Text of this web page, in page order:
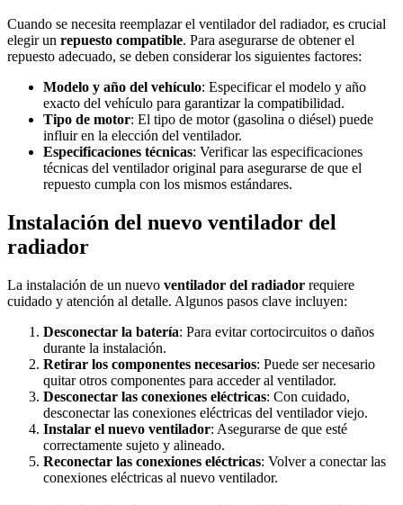
Cuando se necesita reemplazar el ventilador del radiador, es crucial
elegir un repuesto compatible. Para asegurarse de obtener el
repuesto adecuado, se deben considerar los siguientes factores:
Modelo y año del vehículo: Especificar el modelo y año
exacto del vehículo para garantizar la compatibilidad.
Tipo de motor: El tipo de motor (gasolina o diésel) puede
influir en la elección del ventilador.
Especificaciones técnicas: Verificar las especificaciones
técnicas del ventilador original para asegurarse de que el
repuesto cumpla con los mismos estándares.
Instalación del nuevo ventilador del
radiador
La instalación de un nuevo ventilador del radiador requiere
cuidado y atención al detalle. Algunos pasos clave incluyen:
Desconectar la batería: Para evitar cortocircuitos o daños
durante la instalación.
Retirar los componentes necesarios: Puede ser necesario
quitar otros componentes para acceder al ventilador.
Desconectar las conexiones eléctricas: Con cuidado,
desconectar las conexiones eléctricas del ventilador viejo.
Instalar el nuevo ventilador: Asegurarse de que esté
correctamente sujeto y alineado.
Reconectar las conexiones eléctricas: Volver a conectar las
conexiones eléctricas al nuevo ventilador.